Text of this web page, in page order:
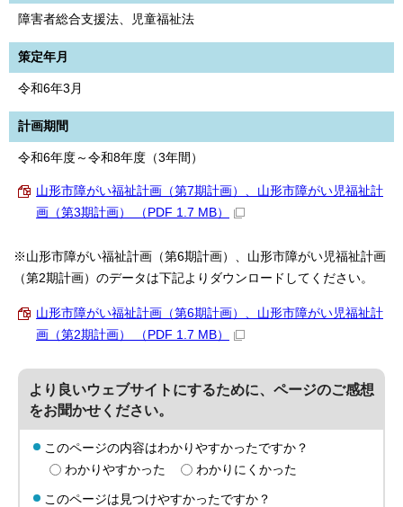
障害者総合支援法、児童福祉法
策定年月
令和6年3月
計画期間
令和6年度～令和8年度（3年間）
山形市障がい福祉計画（第7期計画）、山形市障がい児福祉計
画（第3期計画） （PDF 1.7 MB）
※山形市障がい福祉計画（第6期計画）、山形市障がい児福祉計画
（第2期計画）のデータは下記よりダウンロードしてください。
山形市障がい福祉計画（第6期計画）、山形市障がい児福祉計
画（第2期計画） （PDF 1.7 MB）
より良いウェブサイトにするために、ページのご感想
をお聞かせください。
このページの内容はわかりやすかったですか？
わかりやすかった
わかりにくかった
このページは見つけやすかったですか？